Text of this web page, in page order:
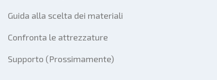
Guida alla scelta dei materiali
Confronta le attrezzature
Supporto (Prossimamente)